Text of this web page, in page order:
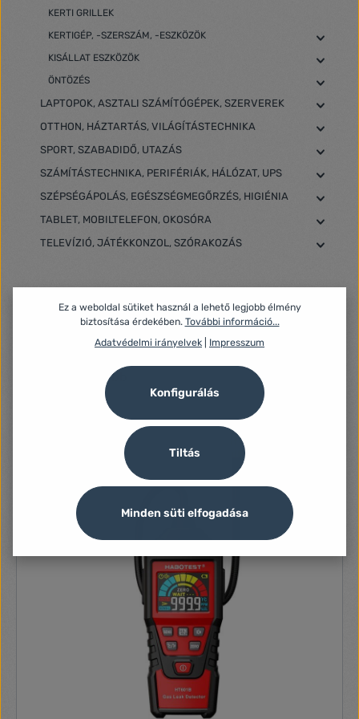
KERTI GRILLEK
KERTIGÉP, -SZERSZÁM, -ESZKÖZÖK
KISÁLLAT ESZKÖZÖK
ÖNTÖZÉS
LAPTOPOK, ASZTALI SZÁMÍTÓGÉPEK, SZERVEREK
OTTHON, HÁZTARTÁS, VILÁGÍTÁSTECHNIKA
SPORT, SZABADIDŐ, UTAZÁS
SZÁMÍTÁSTECHNIKA, PERIFÉRIÁK, HÁLÓZAT, UPS
SZÉPSÉGÁPOLÁS, EGÉSZSÉGMEGŐRZÉS, HIGIÉNIA
TABLET, MOBILTELEFON, OKOSÓRA
TELEVÍZIÓ, JÁTÉKKONZOL, SZÓRAKOZÁS
Szűrő
Ez a weboldal sütiket használ a lehető legjobb élmény
biztosítása érdekében. További információ...
Adatvédelmi irányelvek
Impresszum
Tiltás
Konfigurálás
Minden süti elfogadása